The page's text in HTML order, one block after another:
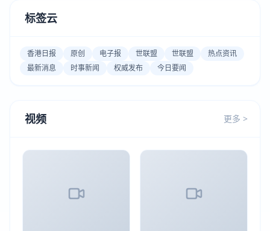
标签云
香港日报 原创 电子报 世联盟 世联盟
热点资讯
最新消息
时事新闻 权威发布 今日要闻
视频 更多 >